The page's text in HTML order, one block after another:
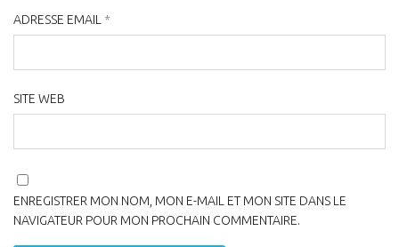
ADRESSE EMAIL *
SITE WEB
ENREGISTRER MON NOM, MON E-MAIL ET MON SITE DANS LE
NAVIGATEUR POUR MON PROCHAIN COMMENTAIRE.